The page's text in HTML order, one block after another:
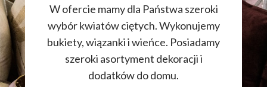
W ofercie mamy dla Państwa szeroki
wybór kwiatów ciętych. Wykonujemy
bukiety, wiązanki i wieńce. Posiadamy
szeroki asortyment dekoracji i
dodatków do domu.